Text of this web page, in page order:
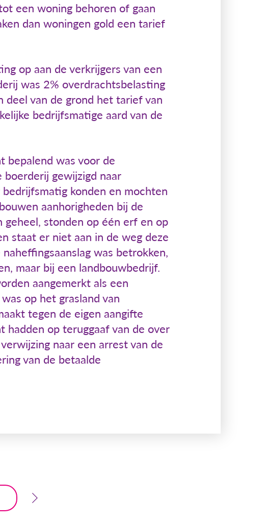
een woning behoren of gaan
dan woningen gold een tarief
op aan de verkrijgers van een
was 2% overdrachtsbelasting
deel van de grond het tarief van
bedrijfsmatige aard van de
bepalend was voor de
boerderij gewijzigd naar
konden en mochten
aanhorigheden bij de
stonden op één erf en op
staat er niet aan in de weg deze
was betrokken,
maar bij een landbouwbedrijf.
aangemerkt als een
op het grasland van
tegen de eigen aangifte
op teruggaaf van de over
naar een arrest van de
van de betaalde